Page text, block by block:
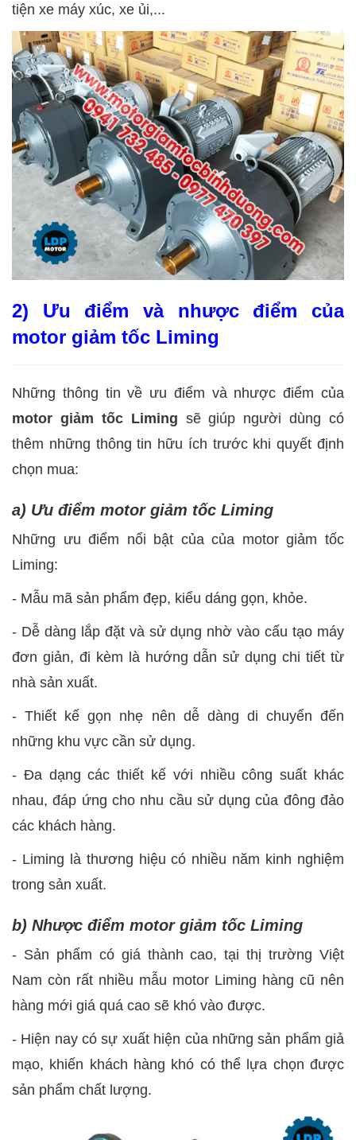
tiện xe máy xúc, xe ủi,...
2) Ưu điểm và nhược điểm của
motor giảm tốc Liming
Những thông tin về ưu điểm và nhược điểm của
motor giảm tốc Liming sẽ giúp người dùng có
thêm những thông tin hữu ích trước khi quyết định
chọn mua:
a) Ưu điểm motor giảm tốc Liming
Những ưu điểm nổi bật của của motor giảm tốc
Liming:
- Mẫu mã sản phẩm đẹp, kiểu dáng gọn, khỏe.
- Dễ dàng lắp đặt và sử dụng nhờ vào cấu tạo máy
đơn giản, đi kèm là hướng dẫn sử dụng chi tiết từ
nhà sản xuất.
-Thiết kế gọn nhẹ nên dễ dàng di chuyển đến
những khu vực cần sử dụng.
- Đa dạng các thiết kế với nhiều công suất khác
nhau, đáp ứng cho nhu cầu sử dụng của đông đảo
các khách hàng.
- Liming là thương hiệu có nhiều năm kinh nghiệm
trong sản xuất.
b) Nhược điểm motor giảm tốc Liming
- Sản phẩm có giá thành cao, tại thị trường Việt
Nam còn rất nhiều mẫu motor Liming hàng cũ nên
hàng mới giá quá cao sẽ khó vào được.
- Hiện nay có sự xuất hiện của những sản phẩm giả
mạo, khiến khách hàng khó có thể lựa chọn được
sản phẩm chất lượng.